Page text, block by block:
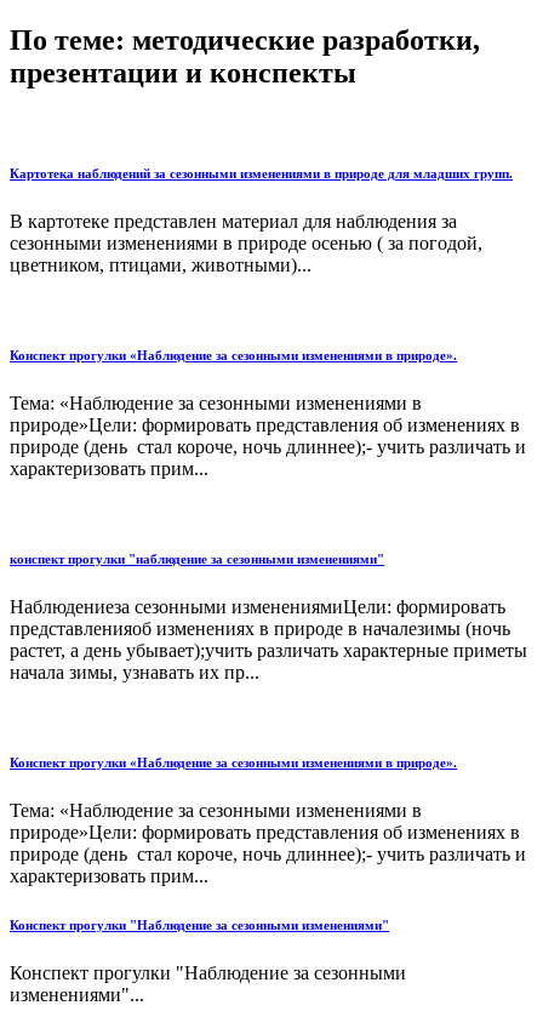
По теме: методические разработки,
презентации и конспекты
Картотека наблюдений за сезонными изменениями в природе для младших групп.
В картотеке представлен материал для наблюдения за
сезонными изменениями в природе осенью ( за погодой,
цветником, птицами, животными)...
Конспект прогулки «Наблюдение за сезонными изменениями в природе».
Тема: «Наблюдение за сезонными изменениями в
природе»Цели: формировать представления об изменениях в
природе (день стал короче, ночь длиннее);- учить различать и
характеризовать прим...
конспект прогулки "наблюдение за сезонными изменениями"
Наблюдениеза сезонными изменениямиЦели: формировать
представленияоб изменениях в природе в началезимы (ночь
растет, а день убывает);учить различать характерные приметы
начала зимы, узнавать их пр...
Конспект прогулки «Наблюдение за сезонными изменениями в природе».
Тема: «Наблюдение за сезонными изменениями в
природе»Цели: формировать представления об изменениях в
природе (день стал короче, ночь длиннее);- учить различать и
характеризовать прим...
Конспект прогулки "Наблюдение за сезонными изменениями"
Конспект прогулки "Наблюдение за сезонными
изменениями"...